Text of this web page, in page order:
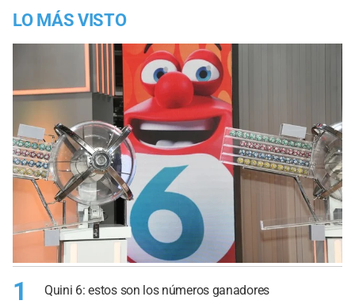
LO MÁS VISTO
1 Quini 6: estos son los números ganadores